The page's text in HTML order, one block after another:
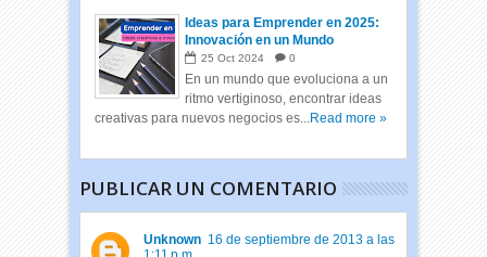
Ideas para Emprender en 2025:
Innovación en un Mundo
Cambiante
25 Oct 2024 0
En un mundo que evoluciona a un
ritmo vertiginoso, encontrar ideas
creativas para nuevos negocios es...Read more »
PUBLICAR UN COMENTARIO
Unknown 16 de septiembre de 2013 a las